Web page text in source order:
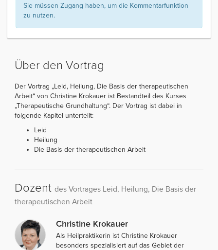
Sie müssen Zugang haben, um die Kommentarfunktion
zu nutzen.
Über den Vortrag
Der Vortrag „Leid, Heilung, Die Basis der therapeutischen
Arbeit“ von Christine Krokauer ist Bestandteil des Kurses
„Therapeutische Grundhaltung“. Der Vortrag ist dabei in
folgende Kapitel unterteilt:
Leid
Heilung
Die Basis der therapeutischen Arbeit
Dozent des Vortrages Leid, Heilung, Die Basis der
therapeutischen Arbeit
Christine Krokauer
Als Heilpraktikerin ist Christine Krokauer
besonders spezialisiert auf das Gebiet der